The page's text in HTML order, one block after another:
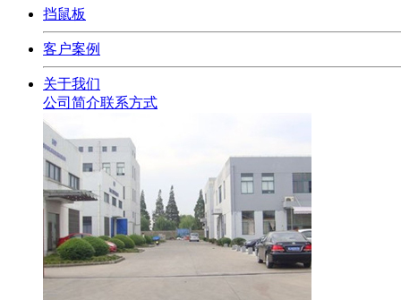
挡鼠板
客户案例
关于我们
公司简介联系方式